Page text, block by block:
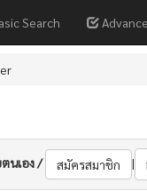
Search
ตนเอง / สมัครสมาชิก |